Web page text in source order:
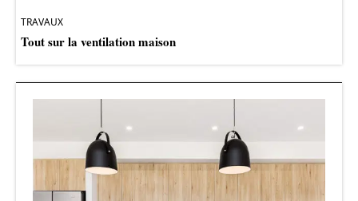
TRAVAUX
Tout sur la ventilation maison